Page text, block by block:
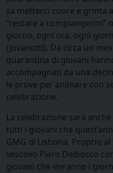
sa metterci cuore e grinta
“restare a compiangermi”
giorno, ogni ora, ogni
(Jovanotti). Da circa un
quarantina di giovani
accompagnati da una
le prove per animare con
celebrazione.
La celebrazione sarà
tutti i giovani che
GMG di Lisbona. Proprio
vescovo Piero Delbosco
giovani che vivranno i